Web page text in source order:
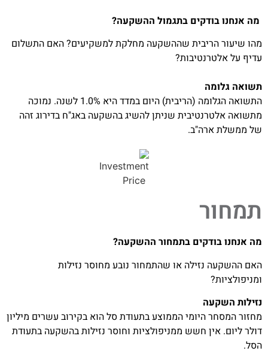
מה אנחנו בודקים בתגמול ההשקעה?
מהו שיעור הריבית שההשקעה מחלקת למשקיעים? האם התשלום
עדיף על אלטרנטיבות?
תשואה גלומה
התשואה הגלומה (הריבית) היום במדד היא 1.0% לשנה. נמוכה
מתשואה אלטרנטיבית שניתן להשיג בהשקעה באג"ח בדירוג זהה
של ממשלת ארה"ב.
תמחור
מה אנחנו בודקים בתמחור ההשקעה?
האם ההשקעה נזילה או שהתמחור נובע מחוסר נזילות
ומניפולציות?
נזילות השקעה
מחזור המסחר היומי הממוצע בתעודת סל הוא בקירוב עשרים מיליון
דולר ליום. אין חשש ממניפולציות וחוסר נזילות בהשקעה בתעודת
הסל.